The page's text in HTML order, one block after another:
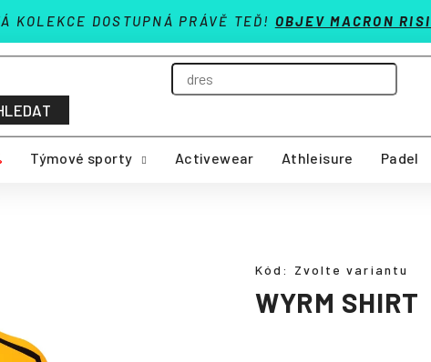
KOLEKCE DOSTUPNÁ PRÁVĚ TEĎ! OBJEV MACRON
Týmové sporty Activewear Athleisure Padel
WYRM SHIRT
Kód: Zvolte variantu